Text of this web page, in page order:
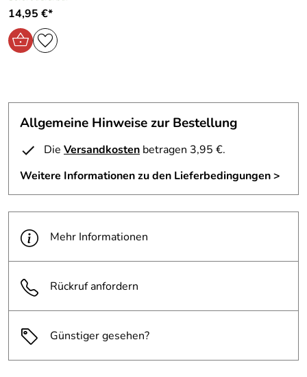
14,95 €*
Allgemeine Hinweise zur Bestellung
Die Versandkosten betragen 3,95 €.
Weitere Informationen zu den Lieferbedingungen >
Mehr Informationen
Rückruf anfordern
Günstiger gesehen?